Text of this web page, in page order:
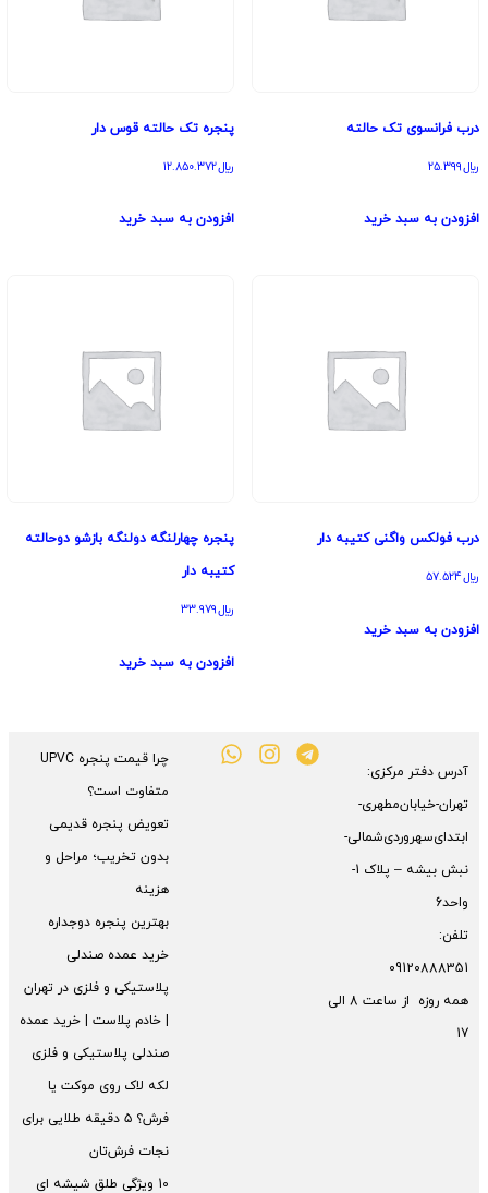
درب فرانسوی تک حالته
﷼25.399
افزودن به سبد خرید
پنجره تک حالته قوس دار
﷼12.850.372
افزودن به سبد خرید
درب فولکس واگنی کتیبه دار
﷼57.524
افزودن به سبد خرید
پنجره چهارلنگه دولنگه بازشو دوحالته
کتیبه دار
﷼33.979
افزودن به سبد خرید
آدرس دفتر مرکزی:
تهران-خیابان‌مطهری-
ابتدای‌سهروردی‌شمالی-
نبش بیشه – پلاک 1-
واحد6
تلفن:
09120888351
همه روزه از ساعت 8 الی
17
چرا قیمت پنجره UPVC
متفاوت است؟
تعویض پنجره قدیمی
بدون تخریب؛ مراحل و
هزینه
بهترین پنجره دوجداره
خرید عمده صندلی
پلاستیکی و فلزی در تهران
| خادم پلاست | خرید عمده
صندلی پلاستیکی و فلزی
لکه لاک روی موکت یا
فرش؟ ۵ دقیقه طلایی برای
نجات فرش‌تان
10 ویژگی طلق شیشه ای